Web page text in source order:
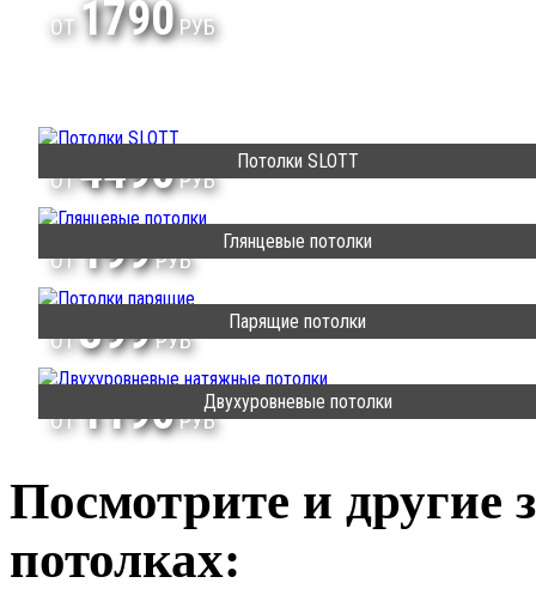
ОТ 1790РУБ
ОТ4490РУБ
Потолки SLOTT
ОТ199РУБ
Глянцевые потолки
ОТ399РУБ
Парящие потолки
ОТ1190РУБ
Двухуровневые потолки
Посмотрите и другие
потолках: